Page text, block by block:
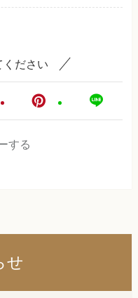
ください
する
せ